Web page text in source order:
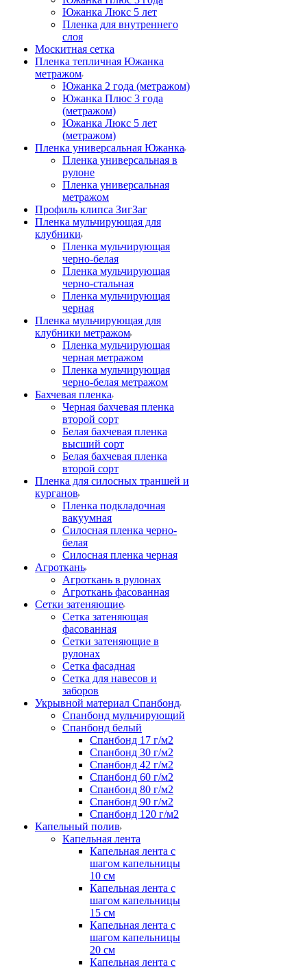
Южанка Люкс 5 лет
Пленка для внутреннего
слоя
Москитная сетка
Пленка тепличная Южанка
метражом
Южанка 2 года (метражом)
Южанка Плюс 3 года
(метражом)
Южанка Люкс 5 лет
(метражом)
Пленка универсальная Южанка
Пленка универсальная в
рулоне
Пленка универсальная
метражом
Профиль клипса ЗигЗаг
Пленка мульчирующая для
клубники
Пленка мульчирующая
черно-белая
Пленка мульчирующая
черно-стальная
Пленка мульчирующая
черная
Пленка мульчирующая для
клубники метражом
Пленка мульчирующая
черная метражом
Пленка мульчирующая
черно-белая метражом
Бахчевая пленка
Черная бахчевая пленка
второй сорт
Белая бахчевая пленка
высший сорт
Белая бахчевая пленка
второй сорт
Пленка для силосных траншей и
курганов
Пленка подкладочная
вакуумная
Силосная пленка черно-
белая
Силосная пленка черная
Агроткань
Агроткань в рулонах
Агроткань фасованная
Сетки затеняющие
Сетка затеняющая
фасованная
Сетки затеняющие в
рулонах
Сетка фасадная
Сетка для навесов и
заборов
Укрывной материал Спанбонд
Спанбонд мульчирующий
Спанбонд белый
Спанбонд 17 г/м2
Спанбонд 30 г/м2
Спанбонд 42 г/м2
Спанбонд 60 г/м2
Спанбонд 80 г/м2
Спанбонд 90 г/м2
Спанбонд 120 г/м2
Капельный полив
Капельная лента
Капельная лента с
шагом капельницы
10 см
Капельная лента с
шагом капельницы
15 см
Капельная лента с
шагом капельницы
20 см
Капельная лента с